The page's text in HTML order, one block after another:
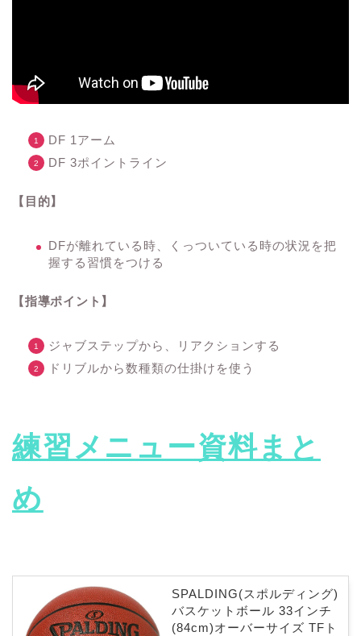
DF 1アーム
DF 3ポイントライン
【目的】
DFが離れている時、くっついている時の状況を把
握する習慣をつける
【指導ポイント】
ジャブステップから、リアクションする
ドリブルから数種類の仕掛けを使う
練習メニュー資料まと
め
SPALDING(スポルディング)
バスケットボール 33インチ
(84cm)オーバーサイズ TFト